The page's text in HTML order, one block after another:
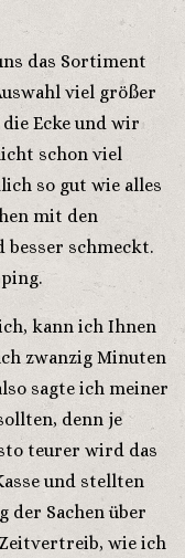
das Sortiment
viel größer
Ecke und wir
schon viel
so gut wie alles
mit den
besser schmeckt.
kann ich Ihnen
zwanzig Minuten
sagte ich meiner
denn je
teurer wird das
und stellten
der Sachen über
wie ich